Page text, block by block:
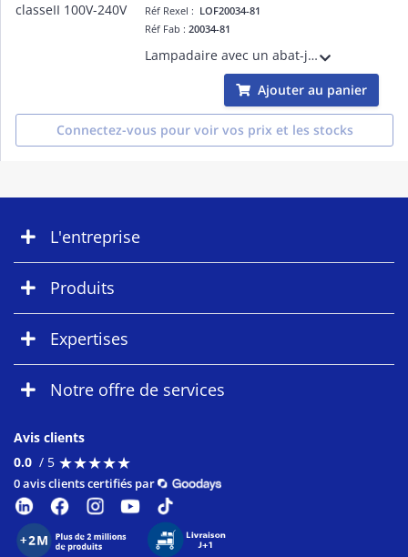
Réf Rexel : LOF20034-81
Réf Fab :20034-81
Lampadaire avec un abat-jour en acier Beige structure en Acier couleur Noir mat Beige E27 source non incluse 50/60Hz 15W IP 20 classe II 100V-240Vhauteur: 1500mm longueur: 250mm profondeur:225mm
Ajouter au panier
Connectez-vous pour voir vos prix et les stocks
L'entreprise
Produits
Expertises
Notre offre de services
Avis clients
0.0 / 5 ★★★★★
★★★★★
0 avis clients certifiés par